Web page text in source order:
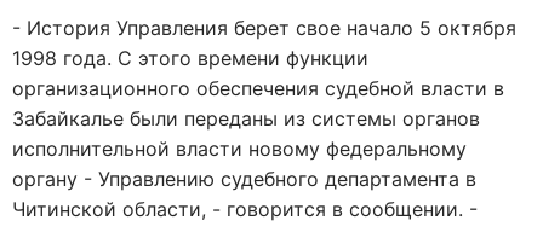
- История Управления берет свое начало 5 октября
1998 года. С этого времени функции
организационного обеспечения судебной власти в
Забайкалье были переданы из системы органов
исполнительной власти новому федеральному
органу - Управлению судебного департамента в
Читинской области, - говорится в сообщении. -